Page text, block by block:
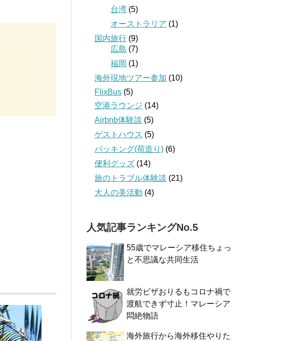
台湾 (5)
オーストラリア (1)
国内旅行 (9)
広島 (7)
福岡 (1)
海外現地ツアー参加 (10)
FlixBus (5)
空港ラウンジ (14)
Airbnb体験談 (5)
ゲストハウス (5)
パッキング(荷造り) (6)
便利グッズ (14)
旅のトラブル体験談 (21)
大人の美活動 (4)
人気記事ランキングNo.5
55歳でマレーシア移住ちょっ
と不思議な共同生活
就労ビザおりるもコロナ禍で
渡航できず寸止！マレーシア
悶絶物語
海外旅行から海外移住やりた